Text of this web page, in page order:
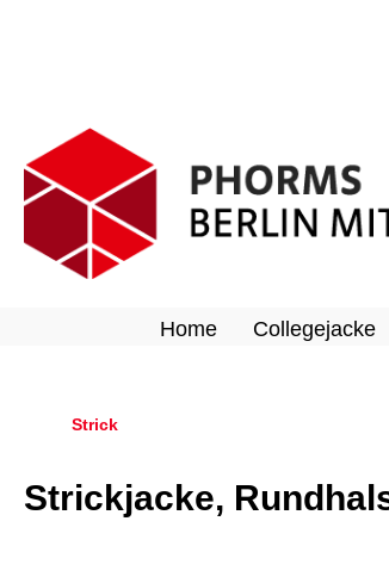
Home Collegejacke
Strick
Strickjacke,